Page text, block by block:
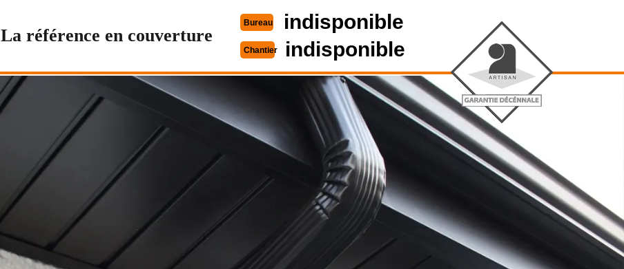
La référence en couverture
Bureau indisponible
Chantier indisponible